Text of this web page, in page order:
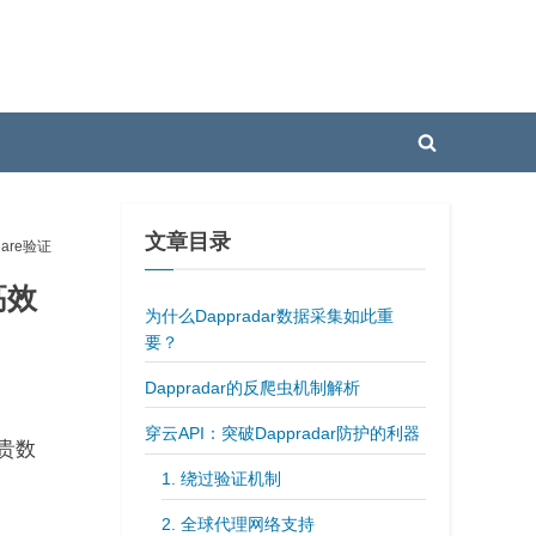
Toggle
验证
效
数
文章目录
为什么Dappradar数据采集如此重
要？
Dappradar的反爬虫机制解析
穿云API：突破Dappradar防护的利器
1. 绕过验证机制
2. 全球代理网络支持